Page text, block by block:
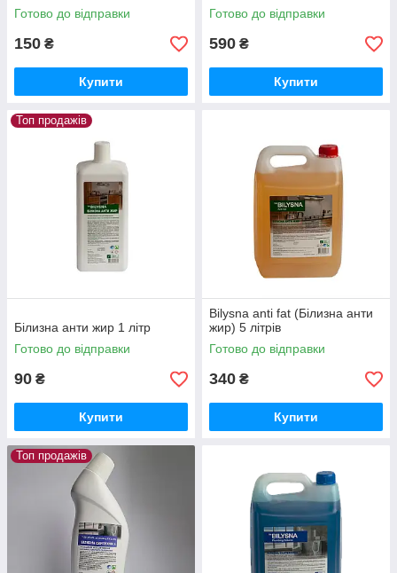
Готово до відправки
150 ₴
Купити
Готово до відправки
590 ₴
Купити
Топ продажів
Білизна анти жир 1 літр
Готово до відправки
90 ₴
Купити
Bilysna anti fat (Білизна анти
жир) 5 літрів
Готово до відправки
340 ₴
Купити
Топ продажів